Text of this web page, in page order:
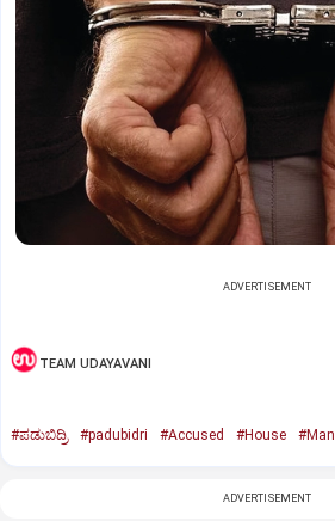
ADVERTISEMENT
TEAM UDAYAVANI
#ಪಡುಬಿದ್ರಿ #padubidri #Accused #House #Man
ADVERTISEMENT